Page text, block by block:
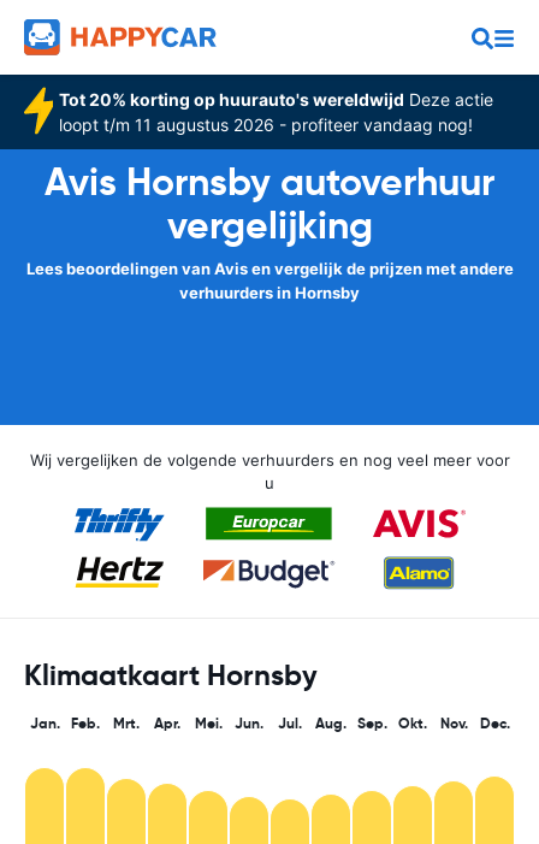
Tot 20% korting op huurauto's wereldwijd Deze actie
loopt t/m 11 augustus 2026 - profiteer vandaag nog!
Avis Hornsby autoverhuur
vergelijking
Lees beoordelingen van Avis en vergelijk de prijzen met andere
verhuurders in Hornsby
Wij vergelijken de volgende verhuurders en nog veel meer voor
u
Klimaatkaart Hornsby
Jan. Feb. Mrt. Apr. Mei. Jun. Jul. Aug. Sep. Okt. Nov. Dec.